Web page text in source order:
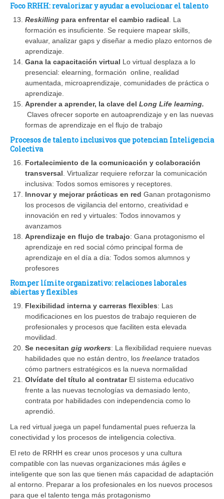
Foco RRHH: revalorizar y ayudar a evolucionar el talento
Reskilling para enfrentar el cambio radical . La
formación es insuficiente. Se requiere mapear skills,
evaluar, analizar gaps y diseñar a medio plazo entornos de
aprendizaje.
Gana la capacitación virtual Lo virtual desplaza a lo
presencial: elearning, formación online, realidad
aumentada, microaprendizaje, comunidades de práctica o
aprendizaje.
Aprender a aprender, la clave del Long Life learning.
Claves ofrecer soporte en autoaprendizaje y en las nuevas
formas de aprendizaje en el flujo de trabajo
Procesos de talento inclusivos que potencian Inteligencia
Colectiva
Fortalecimiento de la comunicación y colaboración
transversal . Virtualizar requiere reforzar la comunicación
inclusiva: Todos somos emisores y receptores.
Innovar y mejorar prácticas en red Ganan protagonismo
los procesos de vigilancia del entorno, creatividad e
innovación en red y virtuales: Todos innovamos y
avanzamos
Aprendizaje en flujo de trabajo: Gana protagonismo el
aprendizaje en red social cómo principal forma de
aprendizaje en el día a día: Todos somos alumnos y
profesores
Romper límite organizativo: relaciones laborales
abiertas y flexibles
Flexibilidad interna y carreras flexibles: Las
modificaciones en los puestos de trabajo requieren de
profesionales y procesos que faciliten esta elevada
movilidad.
Se necesitan gig workers: La flexibilidad requiere nuevas
habilidades que no están dentro, los freelance tratados
cómo partners estratégicos es la nueva normalidad
Olvídate del título al contratarEl sistema educativo
frente a las nuevas tecnologías va demasiado lento,
contrata por habilidades con independencia como lo
aprendió.
La red virtual juega un papel fundamental pues refuerza la
conectividad y los procesos de inteligencia colectiva.
El reto de RRHH es crear unos procesos y una cultura
compatible con las nuevas organizaciones más ágiles e
inteligente que son las que tienen más capacidad de adaptación
al entorno. Preparar a los profesionales en los nuevos procesos
para que el talento tenga más protagonismo